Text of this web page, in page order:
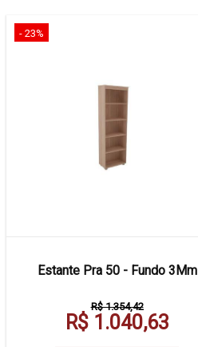
- 23%
Estante Pra 50 - Fundo 3Mm
R$ 1.354,42
R$ 1.040,63